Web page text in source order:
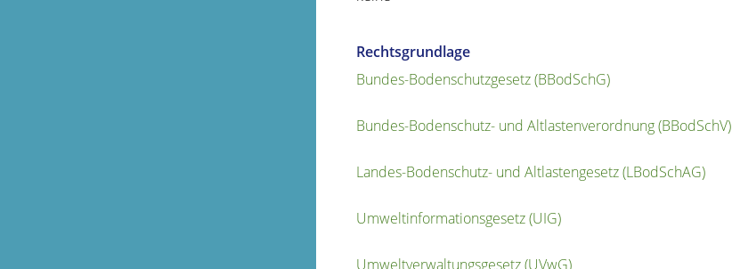
Rechtsgrundlage
Bundes-Bodenschutzgesetz (BBodSchG)
Bundes-Bodenschutz- und Altlastenverordnung (BBodSchV)
Landes-Bodenschutz- und Altlastengesetz (LBodSchAG)
Umweltinformationsgesetz (UIG)
Umweltverwaltungsgesetz (UVwG)